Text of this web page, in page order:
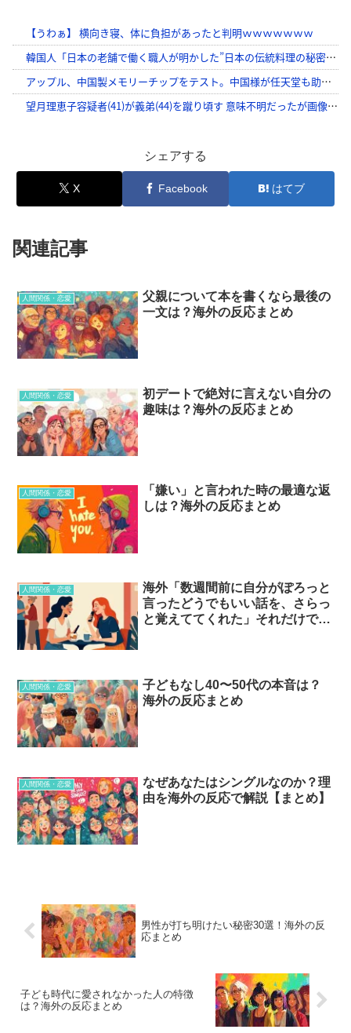
シェアする
X Facebook はてブ
関連記事
人間関係・恋愛
父親について本を書くなら最後の
一文は？海外の反応まとめ
人間関係・恋愛
初デートで絶対に言えない自分の
趣味は？海外の反応まとめ
人間関係・恋愛
「嫌い」と言われた時の最適な返
しは？海外の反応まとめ
人間関係・恋愛
海外「数週間前に自分がぽろっと
言ったどうでもいい話を、さらっ
と覚えててくれた」それだけで人
人間関係・恋愛
子どもなし40〜50代の本音は？
海外の反応まとめ
人間関係・恋愛
なぜあなたはシングルなのか？理
由を海外の反応で解説【まとめ】
男性が打ち明けたい秘密30選！海外の反
応まとめ
子ども時代に愛されなかった人の特徴
は？海外の反応まとめ